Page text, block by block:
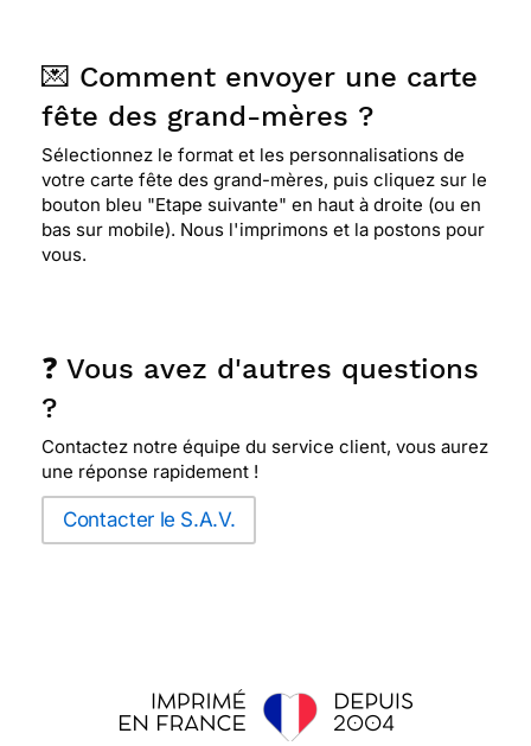
💌 Comment envoyer une carte
fête des grand-mères ?
Sélectionnez le format et les personnalisations de
votre carte fête des grand-mères, puis cliquez sur le
bouton bleu "Etape suivante" en haut à droite (ou en
bas sur mobile). Nous l'imprimons et la postons pour
vous.
❓ Vous avez d'autres questions
?
Contactez notre équipe du service client, vous aurez
une réponse rapidement !
Contacter le S.A.V.